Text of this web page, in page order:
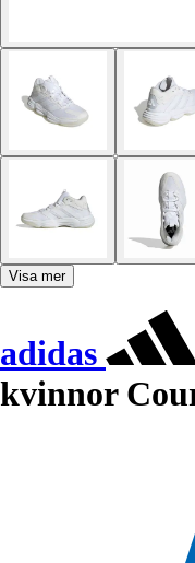
Visa mer
adidas
kvinnor